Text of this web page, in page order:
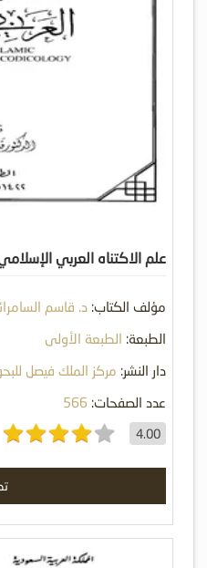
علم الاكتناه العربي
مؤلف الكتاب: د. قاسم
الطبعة: الطبعة الأولى
دار النشر: مركز الملك فيصل
عدد الصفحات: 566
4.00